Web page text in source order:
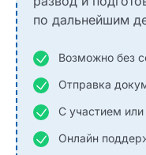
по дальнейшим
Возможно без
Отправка
С участием или
Онлайн